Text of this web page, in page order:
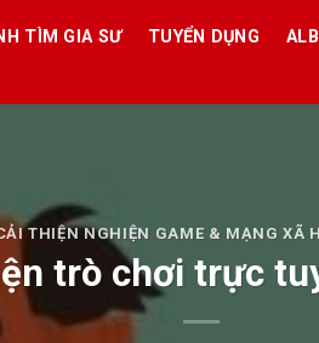
TÌM GIA SƯ TUYỂN DỤNG
THIỆN NGHIỆN GAME & MẠNG XÃ
trò chơi trực